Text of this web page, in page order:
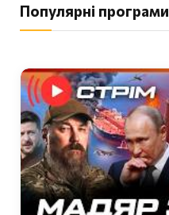
Популярні програми